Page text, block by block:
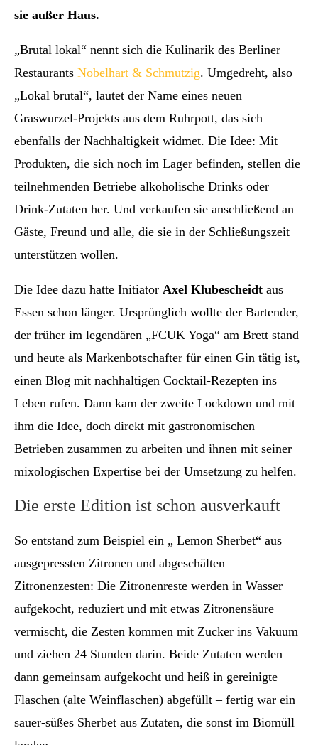
sie außer Haus.
„Brutal lokal“ nennt sich die Kulinarik des Berliner
Restaurants Nobelhart & Schmutzig. Umgedreht, also
„Lokal brutal“, lautet der Name eines neuen
Graswurzel-Projekts aus dem Ruhrpott, das sich
ebenfalls der Nachhaltigkeit widmet. Die Idee: Mit
Produkten, die sich noch im Lager befinden, stellen die
teilnehmenden Betriebe alkoholische Drinks oder
Drink-Zutaten her. Und verkaufen sie anschließend an
Gäste, Freund und alle, die sie in der Schließungszeit
unterstützen wollen.
Die Idee dazu hatte Initiator Axel Klubescheidt aus
Essen schon länger. Ursprünglich wollte der Bartender,
der früher im legendären „FCUK Yoga“ am Brett stand
und heute als Markenbotschafter für einen Gin tätig ist,
einen Blog mit nachhaltigen Cocktail-Rezepten ins
Leben rufen. Dann kam der zweite Lockdown und mit
ihm die Idee, doch direkt mit gastronomischen
Betrieben zusammen zu arbeiten und ihnen mit seiner
mixologischen Expertise bei der Umsetzung zu helfen.
Die erste Edition ist schon ausverkauft
So entstand zum Beispiel ein „ Lemon Sherbet“ aus
ausgepressten Zitronen und abgeschälten
Zitronenzesten: Die Zitronenreste werden in Wasser
aufgekocht, reduziert und mit etwas Zitronensäure
vermischt, die Zesten kommen mit Zucker ins Vakuum
und ziehen 24 Stunden darin. Beide Zutaten werden
dann gemeinsam aufgekocht und heiß in gereinigte
Flaschen (alte Weinflaschen) abgefüllt – fertig war ein
sauer-süßes Sherbet aus Zutaten, die sonst im Biomüll